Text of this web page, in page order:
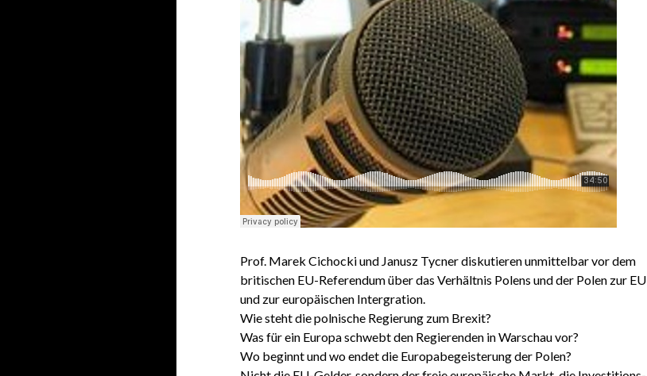
Prof. Marek Cichocki und Janusz Tycner diskutieren unmittelbar vor dem
britischen EU-Referendum über das Verhältnis Polens und der Polen zur EU
und zur europäischen Intergration.
Wie steht die polnische Regierung zum Brexit?
Was für ein Europa schwebt den Regierenden in Warschau vor?
Wo beginnt und wo endet die Europabegeisterung der Polen?